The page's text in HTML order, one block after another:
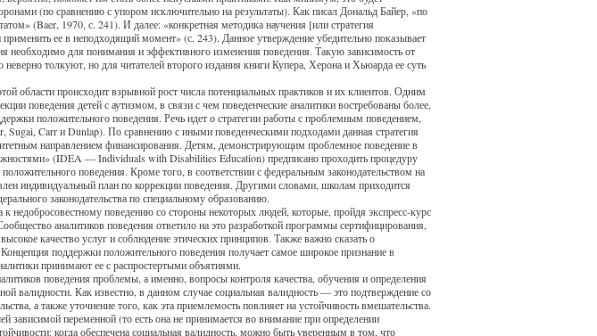
(по сравнению с упором исключительно на результаты). Как писал Дональд Байер, «по
(Baer, 1970, с. 241). И далее: «конкретная методика научения [или стратегия
ее в неподходящий момент» (с. 243). Данное утверждение убедительно показывает
необходимо для понимания и эффективного изменения поведения. Такую зависимость от
неверно толкуют, но для читателей второго издания книги Купера, Херона и Хьюарда ее суть
области происходит взрывной рост числа потенциальных практиков и их клиентов. Одним
поведения детей с аутизмом, в связи с чем поведенческие аналитики востребованы более,
положительного поведения. Речь идет о стратегии работы с проблемным поведением,
Sugai, Carr и Dunlap). По сравнению с иными поведенческими подходами данная стратегия
направлением финансирования. Детям, демонстрирующим проблемное поведение в
(IDEA — Individuals with Disabilities Education) предписано проходить процедуру
поведения. Кроме того, в соответствии с федеральным законодательством на
индивидуальный план по коррекции поведения. Другими словами, школам приходится
законодательства по специальному образованию.
недобросовестному поведению со стороны некоторых людей, которые, пройдя экспресс-курс
аналитиков поведения ответило на это разработкой программы сертифицирования,
качество услуг и соблюдение этических принципов. Также важно сказать о
поддержки положительного поведения получает самое широкое признание в
принимают ее с распростертыми объятиями.
поведения проблемы, а именно, вопросы контроля качества, обучения и определения
валидности. Как известно, в данном случае социальная валидность — это подтверждение со
а также уточнение того, как эта приемлемость повлияет на устойчивость вмешательства.
зависимой переменной (то есть она не принимается во внимание при определении
когда обеспечена социальная валидность, можно быть уверенным в том, что